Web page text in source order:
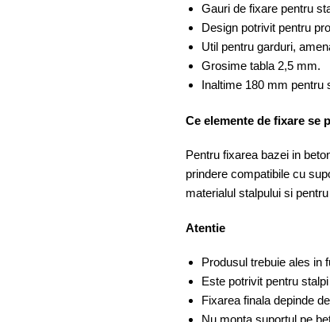
Gauri de fixare pentru
Design potrivit pentru
Util pentru garduri,
Grosime tabla 2,5 mm.
Inaltime 180 mm pentru
Ce elemente de fixare se
Pentru fixarea bazei in
prindere compatibile cu
materialul stalpului si
Atentie
Produsul trebuie ales in
Este potrivit pentru
Fixarea finala depinde